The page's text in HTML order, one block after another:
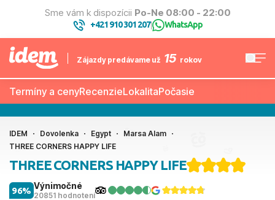
Sme vám k dispozícii Po-Ne 08:00 - 22:00
+421 910 301 207| WhatsApp
Zájazdy predávame už 15 rokov
Termíny a cenyRecenzieLokalitaPočasie
IDEM Dovolenka Egypt
Marsa Alam
THREE CORNERS HAPPY LIFE
THREE CORNERS HAPPY LIFE
Výnimočné
20851 hodnotení
96%